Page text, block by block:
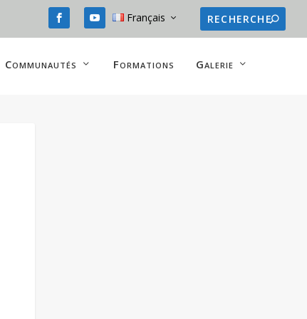
Français
Communautés Formations Galerie